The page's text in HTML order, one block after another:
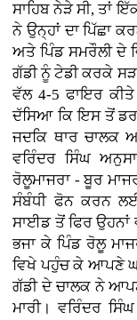
ਸਾਹਿਬ ਨੇੜੇ ਸੀ, ਤਾਂ
ਨੇ ਉਨ੍ਹਾਂ ਦਾ ਪਿੱਛਾ
ਅਤੇ ਪਿੰਡ ਸਮਰੌਲੀ ਦੇ
ਗੱਡੀ ਨੂੰ ਟੇਡੀ ਕਰਕੇ
ਵੱਲ 4-5 ਫਾਇਰ
ਦੱਸਿਆ ਕਿ ਇਸ ਤੋਂ
ਜਦਕਿ ਥਾਰ ਚਾਲਕ
ਵਰਿੰਦਰ ਸਿੰਘ
ਰੋਲੂਮਾਜਰਾ - ਬੂਰ
ਸੰਬੰਧੀ ਫੋਨ ਕਰਨ
ਸਾਈਡ ਤੋਂ ਫਿਰ
ਭਜਾ ਕੇ ਪਿੰਡ ਰੋਲੂ
ਵਿਖੇ ਪਹੁੰਚ ਕੇ ਆਪਣੇ
ਗੱਡੀ ਦੇ ਚਾਲਕ ਨੇ
ਮਾਰੀ। ਵਰਿੰਦਰ